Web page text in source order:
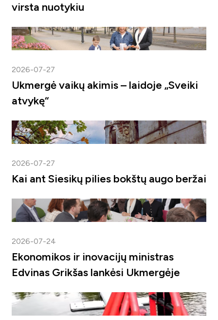
virsta nuotykiu
2026-07-27
Ukmergė vaikų akimis – laidoje „Sveiki
atvykę“
2026-07-27
Kai ant Siesikų pilies bokštų augo beržai
2026-07-24
Ekonomikos ir inovacijų ministras
Edvinas Grikšas lankėsi Ukmergėje